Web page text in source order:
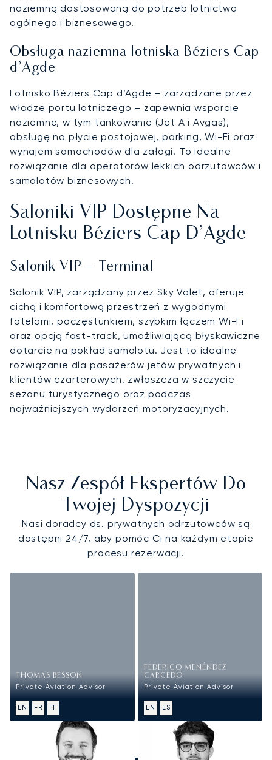
naziemną dostosowaną do potrzeb lotnictwa
ogólnego i biznesowego.
Obsługa naziemna lotniska Béziers Cap
d’Agde
Lotnisko Béziers Cap d’Agde – zarządzane przez
władze portu lotniczego – zapewnia wsparcie
naziemne, w tym tankowanie (Jet A i Avgas),
obsługę na płycie postojowej, parking, Wi-Fi oraz
wynajem samochodów dla załogi. To idealne
rozwiązanie dla operatorów lekkich odrzutowców i
samolotów biznesowych.
Saloniki VIP Dostępne Na
Lotnisku Béziers Cap D’Agde
Salonik VIP – Terminal
Salonik VIP, zarządzany przez Sky Valet, oferuje
cichą i komfortową przestrzeń z wygodnymi
fotelami, poczęstunkiem, szybkim łączem Wi-Fi
oraz opcją fast-track, umożliwiającą błyskawiczne
dotarcie na pokład samolotu. Jest to idealne
rozwiązanie dla pasażerów jetów prywatnych i
klientów czarterowych, zwłaszcza w szczycie
sezonu turystycznego oraz podczas
najważniejszych wydarzeń motoryzacyjnych.
Nasz Zespół Ekspertów Do
Twojej Dyspozycji
Nasi doradcy ds. prywatnych odrzutowców są
dostępni 24/7, aby pomóc Ci na każdym etapie
procesu rezerwacji.
THOMAS BESSON
Private Aviation Advisor
EN FR IT
FEDERICO MENÉNDEZ
CARCEDO
Private Aviation Advisor
EN ES